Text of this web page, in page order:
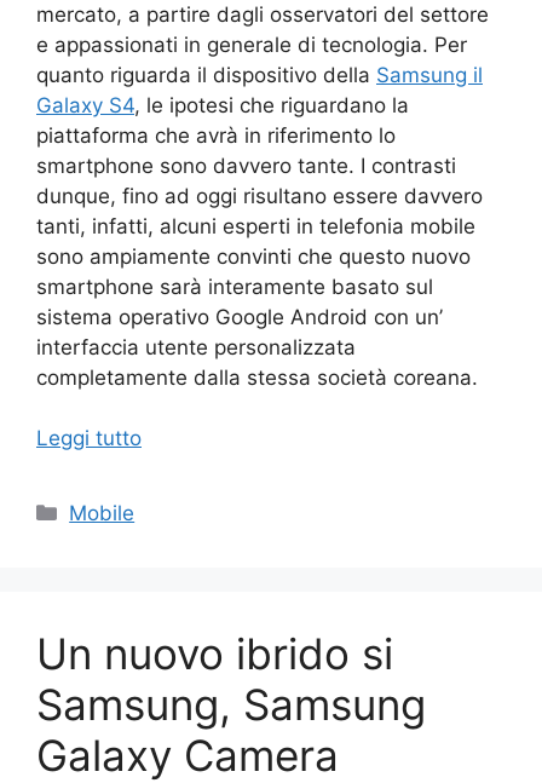
mercato, a partire dagli osservatori del settore
e appassionati in generale di tecnologia. Per
quanto riguarda il dispositivo della Samsung il
Galaxy S4, le ipotesi che riguardano la
piattaforma che avrà in riferimento lo
smartphone sono davvero tante. I contrasti
dunque, fino ad oggi risultano essere davvero
tanti, infatti, alcuni esperti in telefonia mobile
sono ampiamente convinti che questo nuovo
smartphone sarà interamente basato sul
sistema operativo Google Android con un’
interfaccia utente personalizzata
completamente dalla stessa società coreana.
Leggi tutto
Categorie
Mobile
Un nuovo ibrido si
Samsung, Samsung
Galaxy Camera